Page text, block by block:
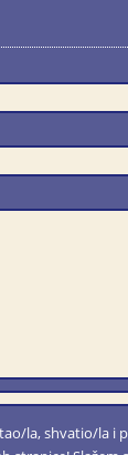
la, shvatio/la i